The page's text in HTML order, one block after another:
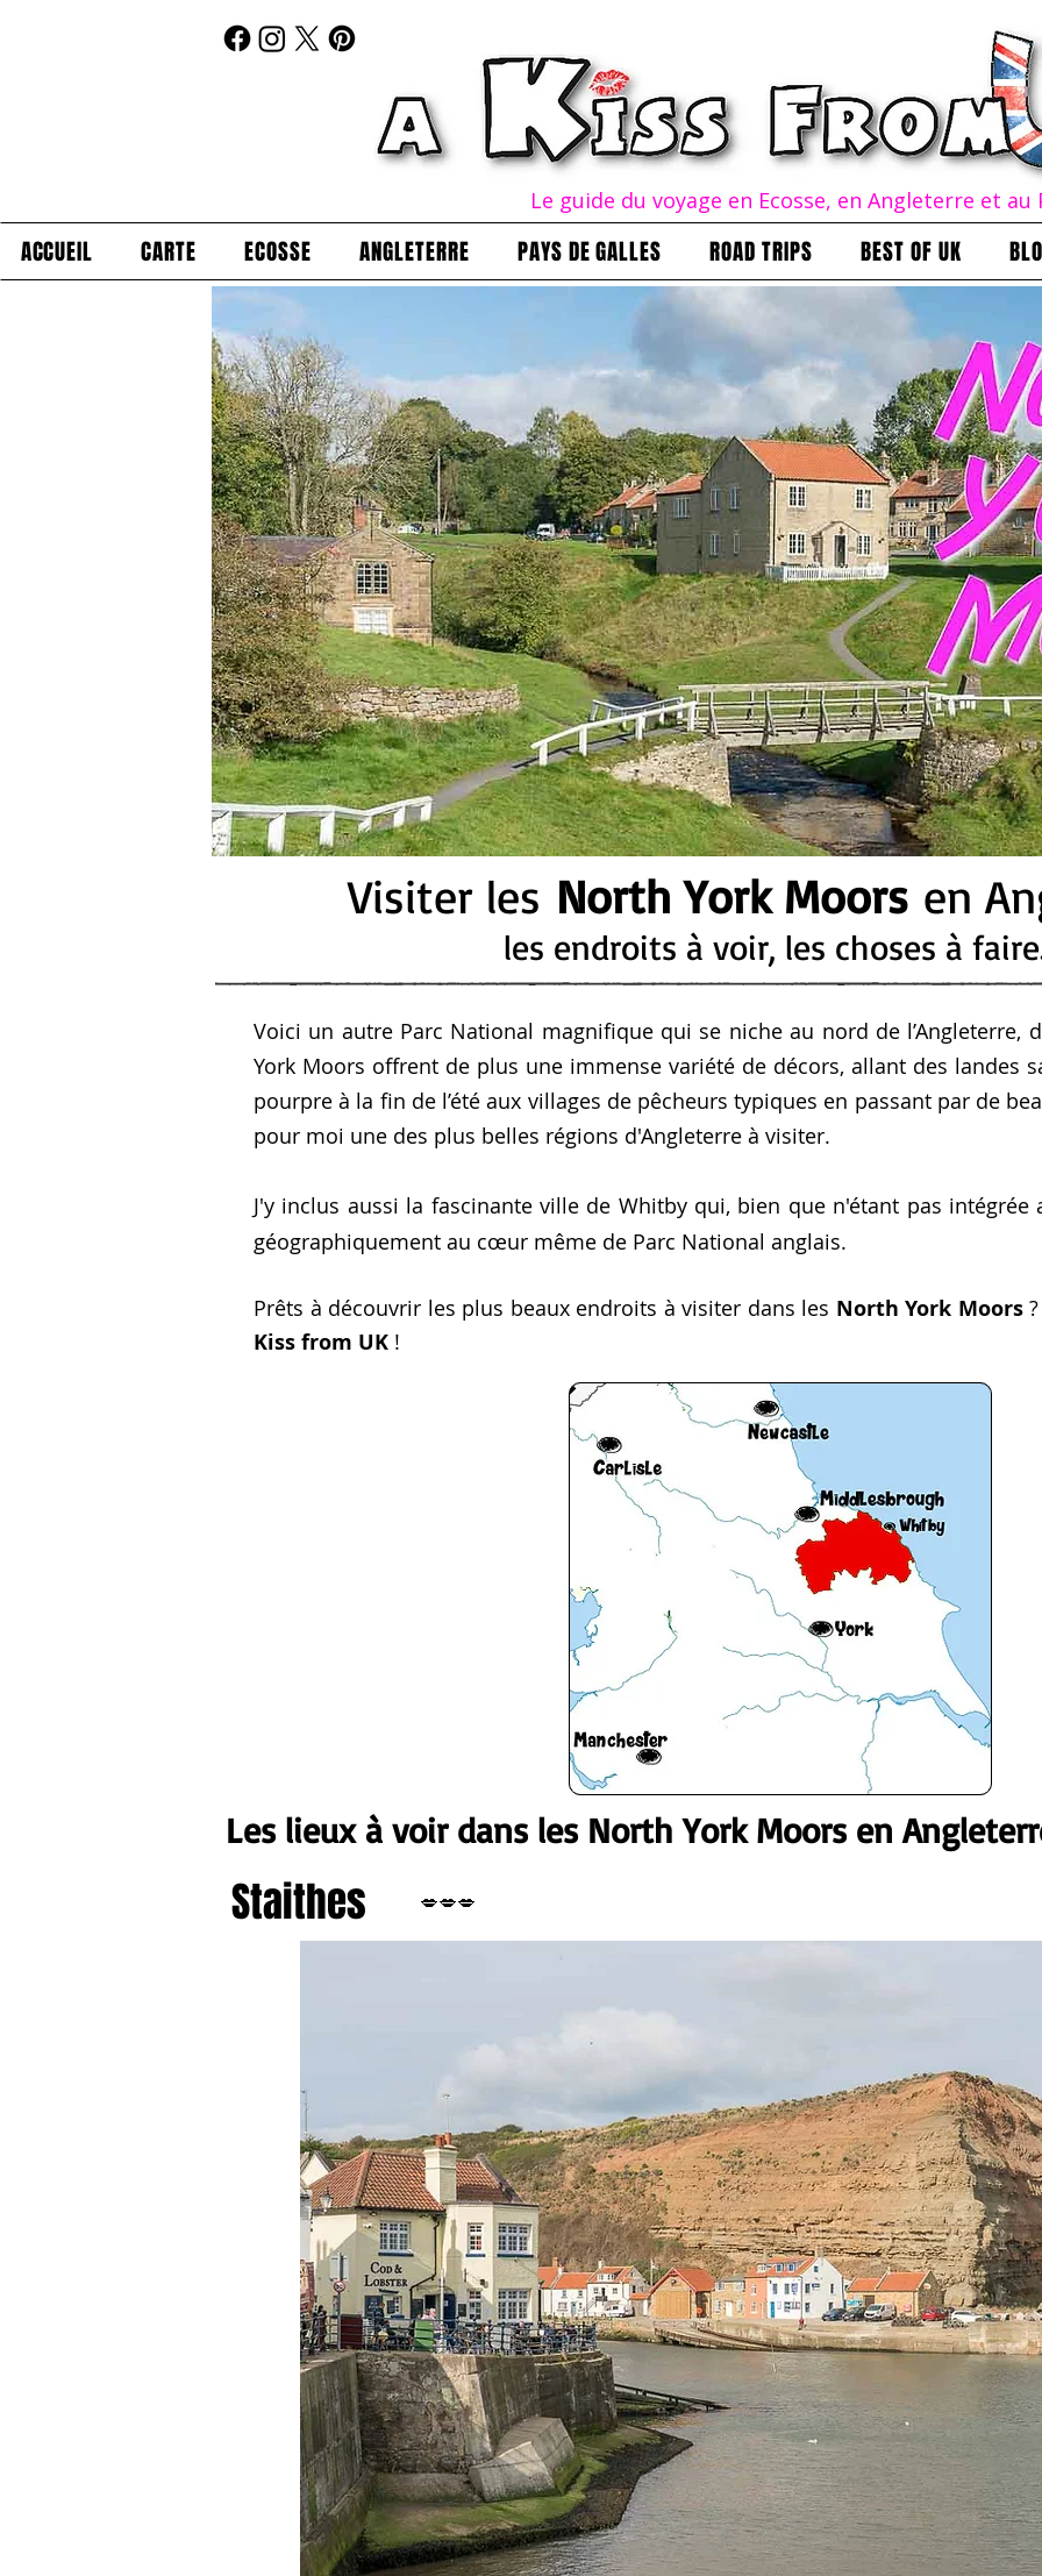
Le guide du voyage en Ecosse, en Angleterre et au
ACCUEIL CARTE ECOSSE ANGLETERRE PAYS DE GALLES ROAD TRIPS BEST OF UK
Visiter les North York Moors en
les endroits à voir, les choses à
Voici un autre Parc National magnifique qui se niche au nord de l’Angleterre,
York Moors offrent de plus une immense variété de décors, allant des landes
pourpre à la fin de l’été aux villages de pêcheurs typiques en passant par de
pour moi une des plus belles régions d'Angleterre à visiter.
J'y inclus aussi la fascinante ville de Whitby qui, bien que n'étant pas intégrée
géographiquement au cœur même de Parc National anglais.
Prêts à découvrir les plus beaux endroits à visiter dans les North York Moors
Kiss from UK !
Les lieux à voir dans les North York Moors en
Staithes 💋💋💋